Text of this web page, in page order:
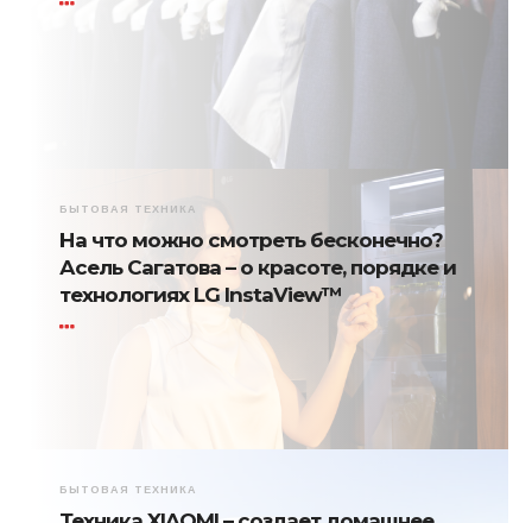
БЫТОВАЯ ТЕХНИКА
На что можно смотреть бесконечно?
Асель Сагатова – о красоте, порядке и
технологиях LG InstaView™
БЫТОВАЯ ТЕХНИКА